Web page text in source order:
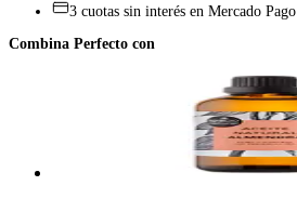
3 cuotas sin interés en Mercado Pago
Combina Perfecto con